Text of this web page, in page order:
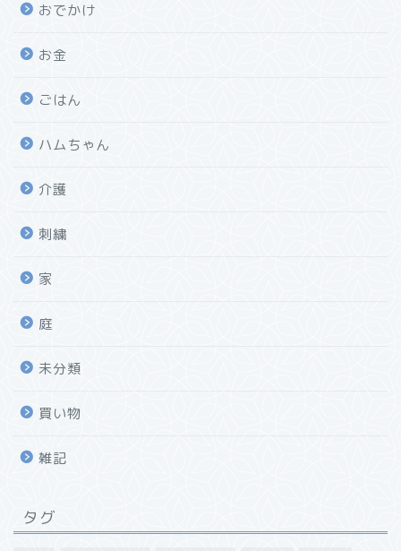
おでかけ
お金
ごはん
ハムちゃん
介護
刺繍
家
庭
未分類
買い物
雑記
タグ